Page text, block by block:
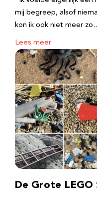
mij begreep, alsof
kon ik ook niet meer
Lees meer
De Grote LEGO